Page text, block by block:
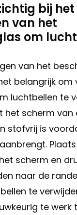
bij het
van het
om
van het
belangrijk
luchtbellen te
het scherm van
stofvrij is
scherm en
naar de
te
te werk